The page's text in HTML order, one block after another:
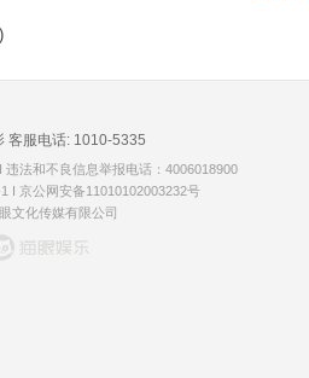
客服电话:1010-5335
I 违法和不良信息举报电话：4006018900
京公网安备11010102003232号
文化传媒有限公司